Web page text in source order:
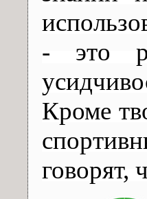
- это
Кроме
говорят,